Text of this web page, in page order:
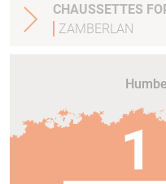
CHAUSSETTES
ZAMBERLAN